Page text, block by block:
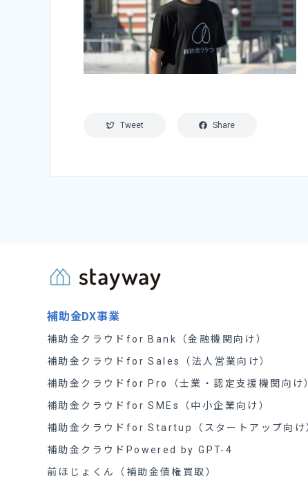
Tweet Share
補助金DX事業
補助金クラウドfor Bank（金融機関向け）
補助金クラウドfor Sales（法人営業向け）
補助金クラウドfor Pro（士業・認定支援機関向け
補助金クラウドfor SMEs（中小企業向け）
補助金クラウドfor Startup（スタートアップ向け
補助金クラウドPowered by GPT-4
前ほじょくん（補助金債権買取）